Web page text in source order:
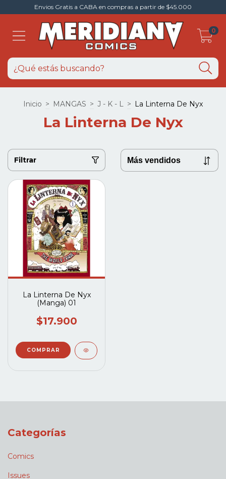
Envios Gratis a CABA en compras a partir de $45.000
0
Inicio > MANGAS > J - K - L > La Linterna De Nyx
La Linterna De Nyx
Filtrar
La Linterna De Nyx
(Manga) 01
$17.900
Categorías
Comics
Issues